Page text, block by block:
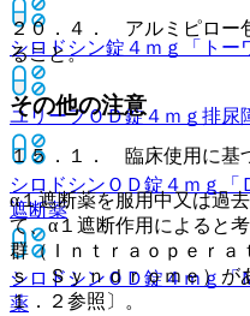
シロドシン錠４ｍｇ「トー
ユリーフＯＤ錠４ｍｇ 排尿
シロドシンＯＤ錠４ｍｇ「
遮断薬
シロドシンＯＤ錠４ｍｇ「
薬
２０．４． アルミピロー
ること。
その他の注意
１５．１． 臨床使用に基
α１遮断薬を服用中又は過
て、α１遮断作用によると
群（Ｉｎｔｒａｏｐｅｒ
ｓ Ｓｙｎｄｒｏｍｅ）が
１．２参照〕。